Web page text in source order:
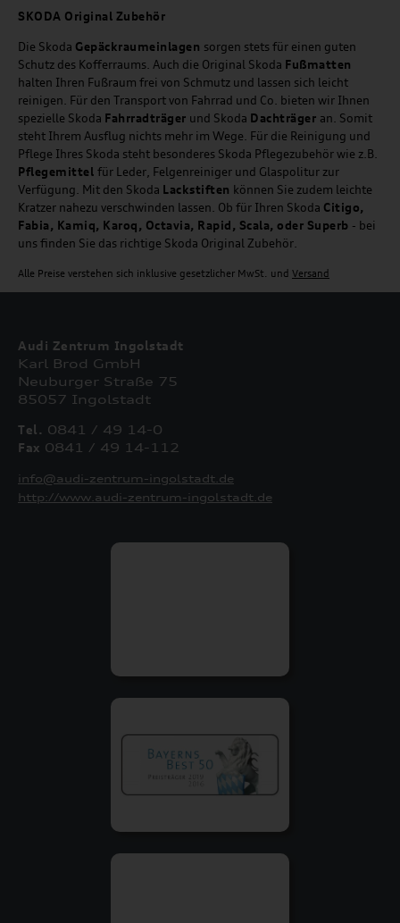
SKODA Original Zubehör
Die Skoda Gepäckraumeinlagen sorgen stets für einen guten
Schutz des Kofferraums. Auch die Original Skoda Fußmatten
halten Ihren Fußraum frei von Schmutz und lassen sich leicht
reinigen. Für den Transport von Fahrrad und Co. bieten wir Ihnen
spezielle Skoda Fahrradträger und Skoda Dachträger an. Somit
steht Ihrem Ausflug nichts mehr im Wege. Für die Reinigung und
Pflege Ihres Skoda steht besonderes Skoda Pflegezubehör wie z.B.
Pflegemittel für Leder, Felgenreiniger und Glaspolitur zur
Verfügung. Mit den Skoda Lackstiften können Sie zudem leichte
Kratzer nahezu verschwinden lassen. Ob für Ihren Skoda Citigo,
Fabia, Kamiq, Karoq, Octavia, Rapid, Scala, oder Superb - bei
uns finden Sie das richtige Skoda Original Zubehör.
Alle Preise verstehen sich inklusive gesetzlicher MwSt. und Versand
Audi Zentrum Ingolstadt
Karl Brod GmbH
Neuburger Straße 75
85057 Ingolstadt
Tel. 0841 / 49 14-0
Fax 0841 / 49 14-112
info@audi-zentrum-ingolstadt.de
http://www.audi-zentrum-ingolstadt.de